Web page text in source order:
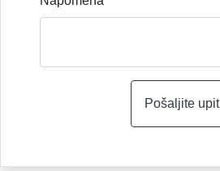
Pošaljite upit